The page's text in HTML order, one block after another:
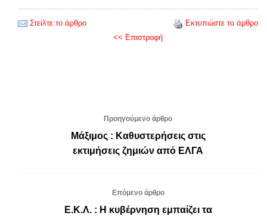
Στείλτε το άρθρο
Εκτυπώστε το άρθρο
<< Επιστροφή
Προηγούμενο άρθρο
Μάξιμος : Καθυστερήσεις στις
εκτιμήσεις ζημιών από ΕΛΓΑ
Επόμενο άρθρο
Ε.Κ.Λ. : Η κυβέρνηση εμπαίζει τα